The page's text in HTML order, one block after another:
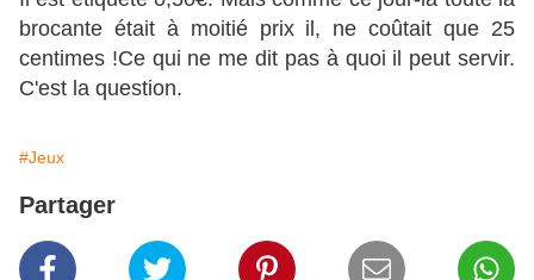
brocante était à moitié prix il, ne coûtait que 25
centimes !Ce qui ne me dit pas à quoi il peut servir.
C'est la question.
#Jeux
Partager